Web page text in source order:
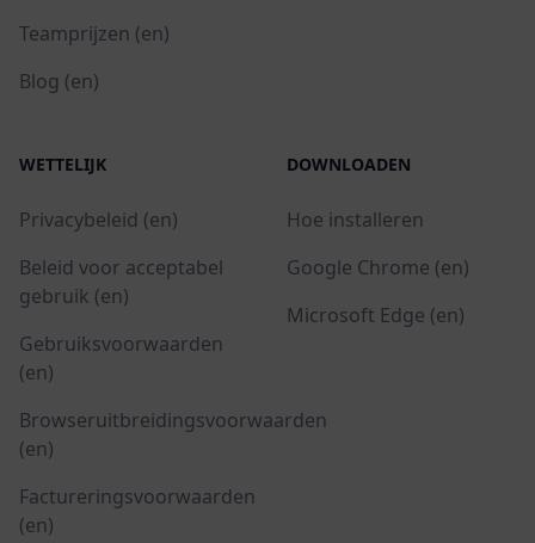
Teamprijzen (en)
Blog (en)
WETTELIJK
Privacybeleid (en)
Beleid voor acceptabel
gebruik (en)
Gebruiksvoorwaarden
(en)
Browseruitbreidingsvoorwaarden
(en)
Factureringsvoorwaarden
(en)
DOWNLOADEN
Hoe installeren
Google Chrome (en)
Microsoft Edge (en)